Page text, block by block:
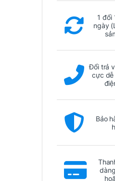
1 đổi
ngày
Đổi trả
cực dễ
Bảo